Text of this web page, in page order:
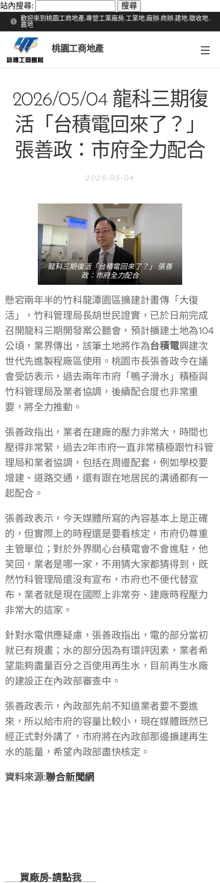
站內搜尋:
歡迎來到桃園工商地產,專營工業廠房.工業地.廠辦.商辦.建地.徵收地.
農地
桃園工商地產
2026/05/04 龍科三期復
活「台積電回來了？」
張善政：市府全力配合
2026-05-04
龍科三期復活「台積電回來了？」 張善
政：市府全力配合
懸宕兩年半的竹科龍潭園區擴建計畫傳「大復
活」，竹科管理局長胡世民證實，已於日前完成
召開龍科三期開發案公聽會，預計擴建土地為104
公頃，業界傳出，該筆土地將作為台積電興建次
世代先進製程廠區使用。桃園市長張善政今在議
會受訪表示，過去兩年市府「鴨子滑水」積極與
竹科管理局及業者協調，後續配合度也非常重
要，將全力推動。
張善政指出，業者在建廠的壓力非常大，時間也
壓得非常緊，過去2年市府一直非常積極跟竹科管
理局和業者協調，包括在周邊配套，例如學校要
增建、道路交通，還有跟在地居民的溝通都有一
起配合。
張善政表示，今天媒體所寫的內容基本上是正確
的，但實際上的時程還是要看核定，市府仍尊重
主管單位；對於外界關心台積電會不會進駐，他
笑回，業者是哪一家，不用猜大家都猜得到，既
然竹科管理局還沒有宣布，市府也不便代替宣
布，業者就是現在國際上非常夯、建廠時程壓力
非常大的這家。
針對水電供應疑慮，張善政指出，電的部分當初
就已有規畫；水的部分因為有環評因素，業者希
望能夠盡量百分之百使用再生水，目前再生水廠
的建設正在內政部審查中。
張善政表示，內政部先前不知道業者要不要進
來，所以給市府的容量比較小，現在媒體既然已
經正式對外講了，市府將在內政部那邊擴建再生
水的能量，希望內政部盡快核定。
資料來源:聯合新聞網
買廠房-請點我